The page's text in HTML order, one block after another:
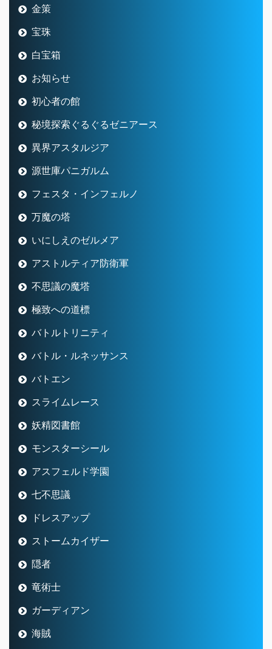
金策
宝珠
白宝箱
お知らせ
初心者の館
秘境探索ぐるぐるゼニアース
異界アスタルジア
源世庫パニガルム
フェスタ・インフェルノ
万魔の塔
いにしえのゼルメア
アストルティア防衛軍
不思議の魔塔
極致への道標
バトルトリニティ
バトル・ルネッサンス
バトエン
スライムレース
妖精図書館
モンスターシール
アスフェルド学園
七不思議
ドレスアップ
ストームカイザー
隠者
竜術士
ガーディアン
海賊